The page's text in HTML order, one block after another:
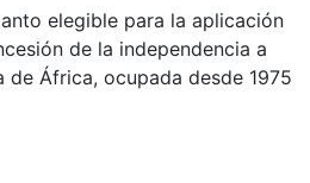
elegible para la aplicación
de la independencia a
África, ocupada desde 1975